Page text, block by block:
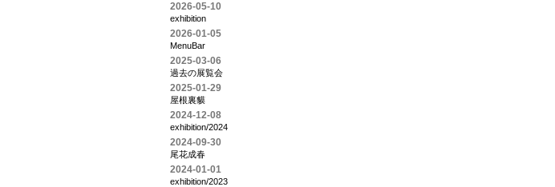
2026-05-10
exhibition
2026-01-05
MenuBar
2025-03-06
過去の展覧会
2025-01-29
屋根裏貘
2024-12-08
exhibition/2024
2024-09-30
尾花成春
2024-01-01
exhibition/2023